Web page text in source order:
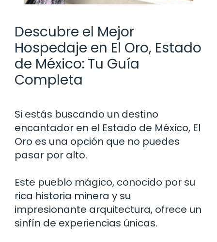
Descubre el Mejor
Hospedaje en El Oro, Estado
de México: Tu Guía
Completa
Si estás buscando un destino
encantador en el Estado de México, El
Oro es una opción que no puedes
pasar por alto.
Este pueblo mágico, conocido por su
rica historia minera y su
impresionante arquitectura, ofrece un
sinfín de experiencias únicas.